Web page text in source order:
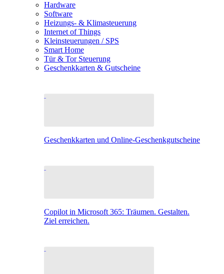
Hardware
Software
Heizungs- & Klimasteuerung
Internet of Things
Kleinsteuerungen / SPS
Smart Home
Tür & Tor Steuerung
Geschenkkarten & Gutscheine
Geschenkkarten und Online-Geschenkgutscheine
Copilot in Microsoft 365: Träumen. Gestalten.
Ziel erreichen.